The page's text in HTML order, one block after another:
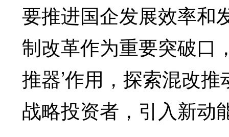
要推进国企发展效率和
制改革作为重要突破口
推器’作用，探索混改
战略投资者，引入新动